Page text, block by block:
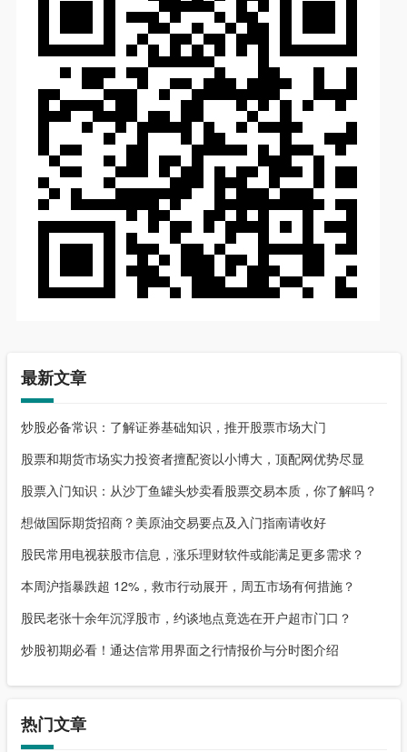
最新文章
炒股必备常识：了解证券基础知识，推开股票市场大门
股票和期货市场实力投资者擅配资以小博大，顶配网优势尽显
股票入门知识：从沙丁鱼罐头炒卖看股票交易本质，你了解吗？
想做国际期货招商？美原油交易要点及入门指南请收好
股民常用电视获股市信息，涨乐理财软件或能满足更多需求？
本周沪指暴跌超 12%，救市行动展开，周五市场有何措施？
股民老张十余年沉浮股市，约谈地点竟选在开户超市门口？
炒股初期必看！通达信常用界面之行情报价与分时图介绍
热门文章